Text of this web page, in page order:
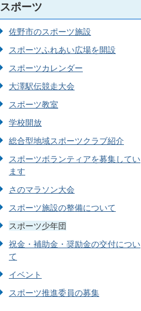
スポーツ
佐野市のスポーツ施設
スポーツふれあい広場を開設
スポーツカレンダー
大澤駅伝競走大会
スポーツ教室
学校開放
総合型地域スポーツクラブ紹介
スポーツボランティアを募集してい
ます
さのマラソン大会
スポーツ施設の整備について
スポーツ少年団
祝金・補助金・奨励金の交付につい
て
イベント
スポーツ推進委員の募集